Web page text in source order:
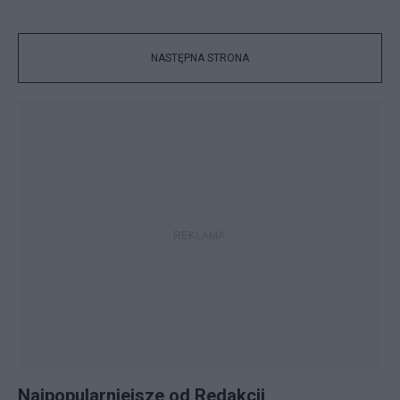
NASTĘPNA STRONA
Najpopularniejsze od Redakcji